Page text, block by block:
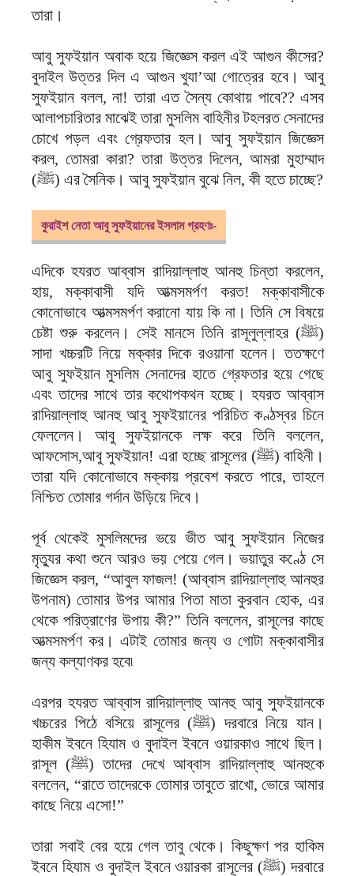
তারা।
আবু সুফইয়ান অবাক হয়ে জিজ্ঞেস করল এই আগুন কীসের?
বুদাইল উত্তর দিল এ আগুন খুযা’আ গোত্রের হবে। আবু
সুফইয়ান বলল, না! তারা এত সৈন্য কোথায় পাবে?? এসব
আলাপচারিতার মাঝেই তারা মুসলিম বাহিনীর টহলরত সেনাদের
চোখে পড়ল এবং গ্রেফতার হল। আবু সুফইয়ান জিজ্ঞেস
করল, তোমরা কারা? তারা উত্তর দিলেন, আমরা মুহাম্মাদ
(ﷺ) এর সৈনিক। আবু সুফইয়ান বুঝে নিল, কী হতে চাচ্ছে?
কুরাইশ নেতা আবু সুফইয়ানের ইসলাম গ্রহণঃ-
এদিকে হযরত আব্বাস রাদিয়াল্লাহু আনহু চিন্তা করলেন,
হায়, মক্কাবাসী যদি আত্মসমর্পণ করত! মক্কাবাসীকে
কোনোভাবে আত্মসমর্পণ করানো যায় কি না। তিনি সে বিষয়ে
চেষ্টা শুরু করলেন। সেই মানসে তিনি রাসূলুল্লাহর (ﷺ)
সাদা খচ্চরটি নিয়ে মক্কার দিকে রওয়ানা হলেন। ততক্ষণে
আবু সুফইয়ান মুসলিম সেনাদের হাতে গ্রেফতার হয়ে গেছে
এবং তাদের সাথে তার কথোপকথন হচ্ছে। হযরত আব্বাস
রাদিয়াল্লাহু আনহু আবু সুফইয়ানের পরিচিত কণ্ঠস্বর চিনে
ফেললেন। আবু সুফইয়ানকে লক্ষ করে তিনি বললেন,
আফসোস,আবু সুফইয়ান! এরা হচ্ছে রাসূলের (ﷺ) বাহিনী।
তারা যদি কোনোভাবে মক্কায় প্রবেশ করতে পারে, তাহলে
নিশ্চিত তোমার গর্দান উড়িয়ে দিবে।
পূর্ব থেকেই মুসলিমদের ভয়ে ভীত আবু সুফইয়ান নিজের
মৃত্যুর কথা শুনে আরও ভয় পেয়ে গেল। ভয়াতুর কণ্ঠে সে
জিজ্ঞেস করল, “আবুল ফাজল! (আব্বাস রাদিয়াল্লাহু আনহুর
উপনাম) তোমার উপর আমার পিতা মাতা কুরবান হোক, এর
থেকে পরিত্রাণের উপায় কী?” তিনি বললেন, রাসূলের কাছে
আত্মসমর্পণ কর। এটাই তোমার জন্য ও গোটা মক্কাবাসীর
জন্য কল্যাণকর হবে৷
এরপর হযরত আব্বাস রাদিয়াল্লাহু আনহু আবু সুফইয়ানকে
খচ্চরের পিঠে বসিয়ে রাসূলের (ﷺ) দরবারে নিয়ে যান।
হাকীম ইবনে হিযাম ও বুদাইল ইবনে ওয়ারকাও সাথে ছিল।
রাসূল (ﷺ) তাদের দেখে আব্বাস রাদিয়াল্লাহু আনহুকে
বললেন, “রাতে তাদেরকে তোমার তাবুতে রাখো, ভোরে আমার
কাছে নিয়ে এসো!”
তারা সবাই বের হয়ে গেল তাবু থেকে। কিছুক্ষণ পর হাকিম
ইবনে হিযাম ও বুদাইল ইবনে ওয়ারকা রাসূলের (ﷺ) দরবারে